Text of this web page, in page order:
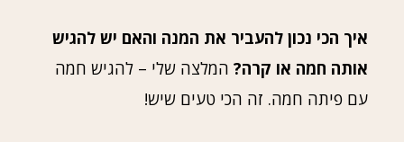
איך הכי נכון להעביר את המנה והאם יש להגיש
אותה חמה או קרה? המלצה שלי – להגיש חמה
עם פיתה חמה. זה הכי טעים שיש!